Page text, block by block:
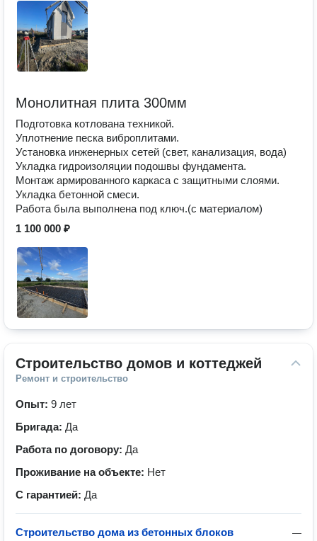
Монолитная плита 300мм
Подготовка котлована техникой.
Уплотнение песка виброплитами.
Установка инженерных сетей (свет, канализация, вода)
Укладка гидроизоляции подошвы фундамента.
Монтаж армированного каркаса с защитными слоями.
Укладка бетонной смеси.
Работа была выполнена под ключ.(с материалом)
1 100 000 ₽
Строительство домов и коттеджей
Ремонт и строительство
Опыт: 9 лет
Бригада: Да
Работа по договору: Да
Проживание на объекте: Нет
С гарантией: Да
—
Строительство дома из бетонных блоков